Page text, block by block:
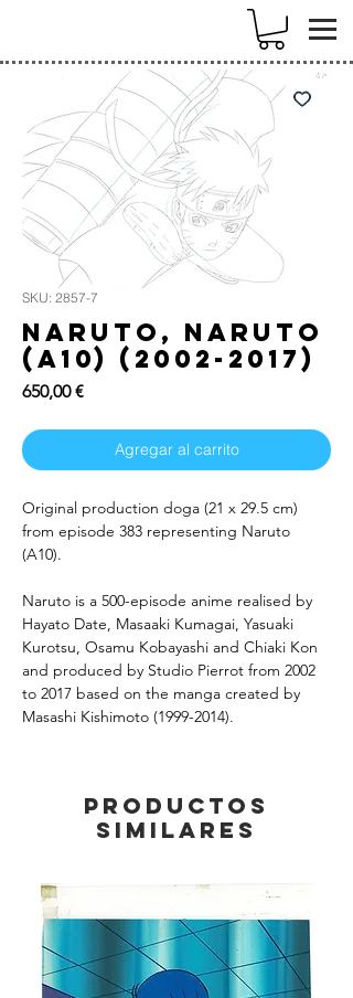
SKU: 2857-7
Naruto, Naruto
(A10) (2002-2017)
650,00 €Precio
Agregar al carrito
Original production doga (21 x 29.5 cm)
from episode 383 representing Naruto
(A10).
Naruto is a 500-episode anime realised by
Hayato Date, Masaaki Kumagai, Yasuaki
Kurotsu, Osamu Kobayashi and Chiaki Kon
and produced by Studio Pierrot from 2002
to 2017 based on the manga created by
Masashi Kishimoto (1999-2014).
Productos
similares